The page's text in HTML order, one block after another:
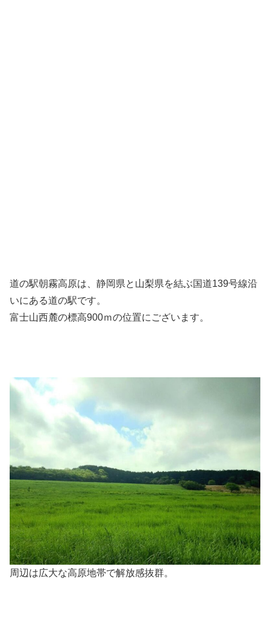
道の駅朝霧高原は、静岡県と山梨県を結ぶ国道139号線沿
いにある道の駅です。
富士山西麓の標高900ｍの位置にございます。
周辺は広大な高原地帯で解放感抜群。